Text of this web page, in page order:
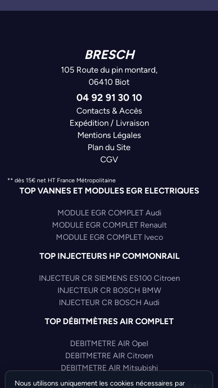
BRESCH
105 Route du pin montard,
06410 Biot
04 92 91 30 10
Contacts & Accès
Expédition / Livraison
Mentions Légales
Plan du Site
CGV
** dès 15€ net HT France Métropolitaine
TOP VANNES ET MODULES EGR ELECTRIQUES
MODULE EGR COMPLET Audi
MODULE EGR COMPLET Renault
MODULE EGR COMPLET Iveco
TOP INJECTEURS HP COMMONRAIL
INJECTEUR CR SIEMENS ES100 Citroen
INJECTEUR CR BOSCH BMW
INJECTEUR CR BOSCH Audi
TOP DÉBITMÈTRES AIR COMPLET
DEBITMETRE AIR Opel
DEBITMETRE AIR Citroen
DEBITMETRE AIR Mitsubishi
Nous utilisons uniquement les cookies nécessaires par